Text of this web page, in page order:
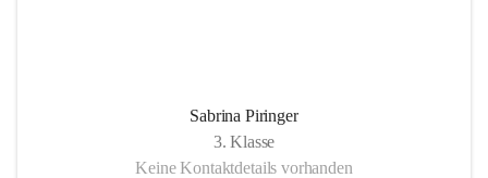
Sabrina Piringer
3. Klasse
Keine Kontaktdetails vorhanden